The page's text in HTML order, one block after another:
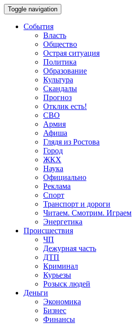
Toggle navigation
События
Власть
Общество
Острая ситуация
Политика
Образование
Культура
Скандалы
Прогноз
Отклик есть!
СВО
Армия
Афиша
Глядя из Ростова
Город
ЖКХ
Наука
Официально
Реклама
Спорт
Транспорт и дороги
Читаем. Смотрим. Играем
Энергетика
Происшествия
ЧП
Дежурная часть
ДТП
Криминал
Курьезы
Розыск людей
Деньги
Экономика
Бизнес
Финансы